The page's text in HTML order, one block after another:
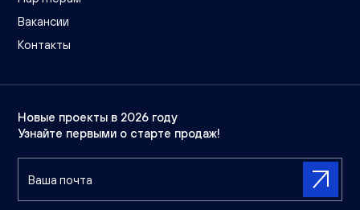
Вакансии
Контакты
Новые проекты в 2026 году
Узнайте первыми о старте продаж!